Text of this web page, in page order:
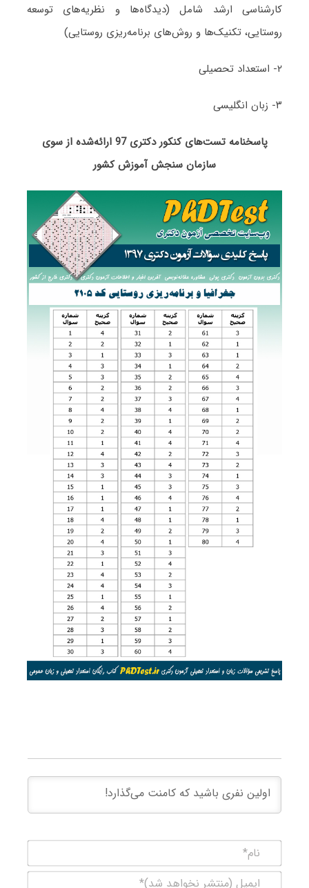
کارشناسی ارشد شامل (دیدگاه‌ها و نظریه‌های توسعه
روستایی، تکنیک‌ها و روش‌های برنامه‌ریزی روستایی)
۲- استعداد تحصیلی
۳- زبان انگلیسی
پاسخنامه تست‌های کنکور دکتری 97 ارائه‌شده از سوی
سازمان سنجش آموزش کشور